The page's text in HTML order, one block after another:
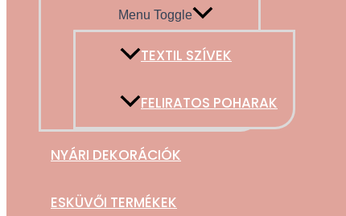
Menu Toggle
TEXTIL SZÍVEK
FELIRATOS POHARAK
NYÁRI DEKORÁCIÓK
ESKÜVŐI TERMÉKEK